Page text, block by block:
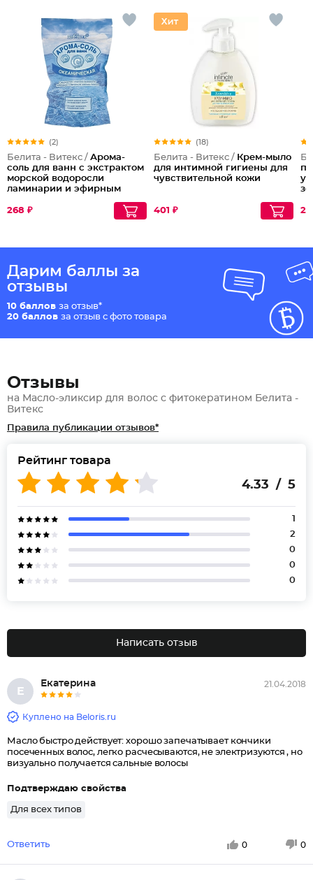
(2)
Белита - Витекс / Арома-
соль для ванн с экстрактом
морской водоросли
ламинарии и эфирным
Океаническая
268 ₽
(18)
Белита - Витекс / Крем-мыло
для интимной гигиены для
чувствительной кожи
401 ₽
Дарим баллы за
отзывы
10 баллов за отзыв*
20 баллов за отзыв с фото товара
Отзывы
на Масло-эликсир для волос с фитокератином Белита -
Витекс
Правила публикации отзывов*
Рейтинг товара
4.33 / 5
1
2
0
0
0
Написать отзыв
Е
Екатерина 21.04.2018
Куплено на Beloris.ru
Масло быстро действует: хорошо запечатывает кончики
посеченных волос, легко расчесываются, не электризуются , но
визуально получается сальные волосы
Подтверждаю свойства
Для всех типов
Ответить 0 0